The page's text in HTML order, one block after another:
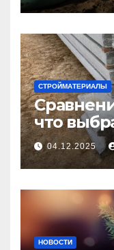
СТРОЙМАТЕРИАЛЫ
что
04.12.2025
НОВОСТИ